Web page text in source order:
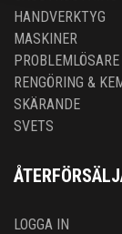
HANDVERKTYG
MASKINER
PROBLEMLÖSARE
RENGÖRING &
SKÄRANDE
SVETS
LOGGA IN